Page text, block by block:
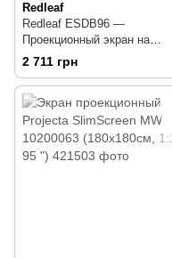
Redleaf
Redleaf ESDB96 —
Проекционный экран на
треноге, 172х172 см
2 711 грн